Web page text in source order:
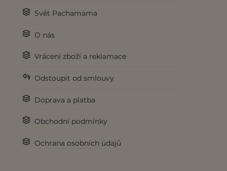
Svět Pachamama
O nás
Vrácení zboží a reklamace
Odstoupit od smlouvy
Doprava a platba
Obchodní podmínky
Ochrana osobních údajů